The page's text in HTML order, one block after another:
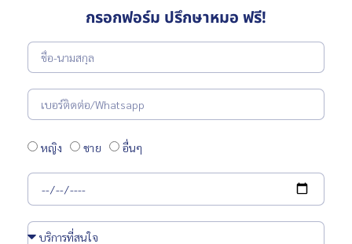
กรอกฟอร์ม ปรึกษาหมอ ฟรี!
หญิง ชาย อื่นๆ